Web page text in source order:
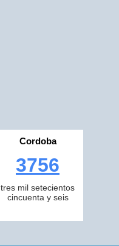
Cordoba
3756
tres mil setecientos
cincuenta y seis